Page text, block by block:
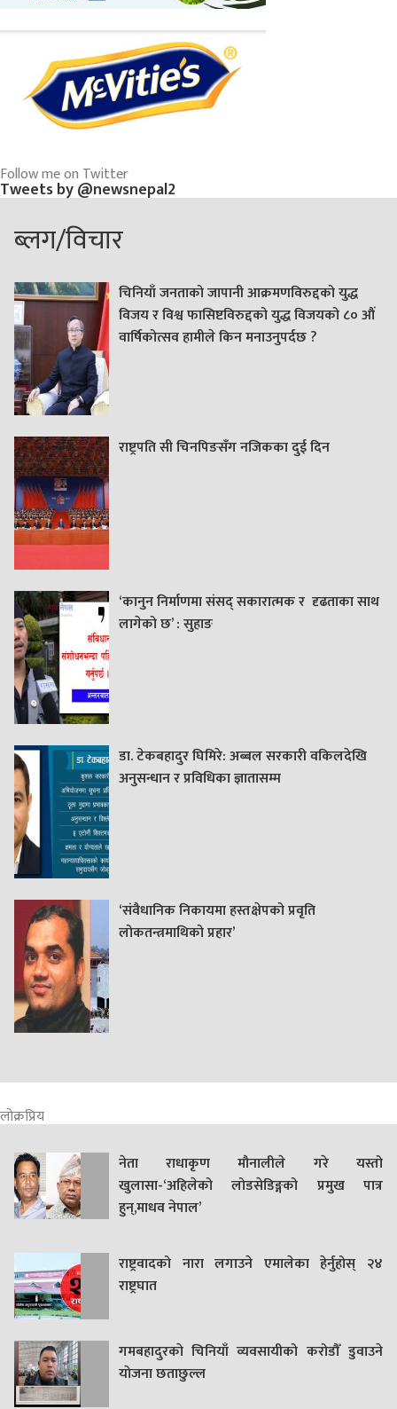
Follow me on Twitter
Tweets by @newsnepal2
ब्लग/विचार
चिनियाँ जनताको जापानी आक्रमणविरुद्दको युद्ध
विजय र विश्व फासिष्टविरुद्दको युद्ध विजयको ८० औं
वार्षिकोत्सव हामीले किन मनाउनुपर्दछ ?
राष्ट्रपति सी चिनपिङसँग नजिकका दुई दिन
‘कानुन निर्माणमा संसद् सकारात्मक र दृढताका साथ
लागेको छ’ : सुहाङ
डा. टेकबहादुर घिमिरे: अब्बल सरकारी वकिलदेखि
अनुसन्धान र प्रविधिका ज्ञातासम्म
‘संवैधानिक निकायमा हस्तक्षेपको प्रवृति
लोकतन्त्रमाथिको प्रहार’
लोक्रप्रिय
नेता राधाकृण मौनालीले गरे यस्तो
खुलासा-‘अहिलेको लोडसेडिङ्गको प्रमुख पात्र
हुन्,माधव नेपाल’
राष्ट्रवादको नारा लगाउने एमालेका हेर्नुहोस् २४
राष्ट्रघात
गमबहादुरकाे चिनियाँ व्यवसायीको करोडौँ डुवाउने
याेजना छताछुल्ल